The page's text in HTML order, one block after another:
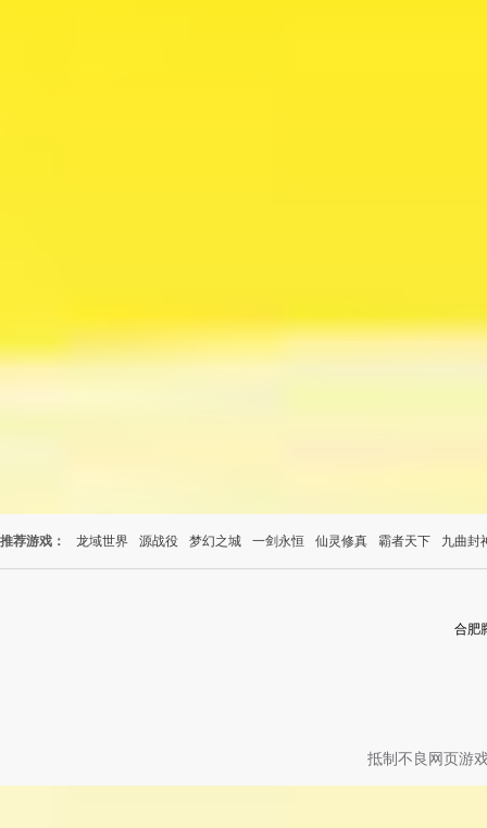
推荐游戏： 龙域世界 源战役 梦幻之城 一剑永恒 仙灵修真 霸者天下 九曲封
合肥
抵制不良网页游